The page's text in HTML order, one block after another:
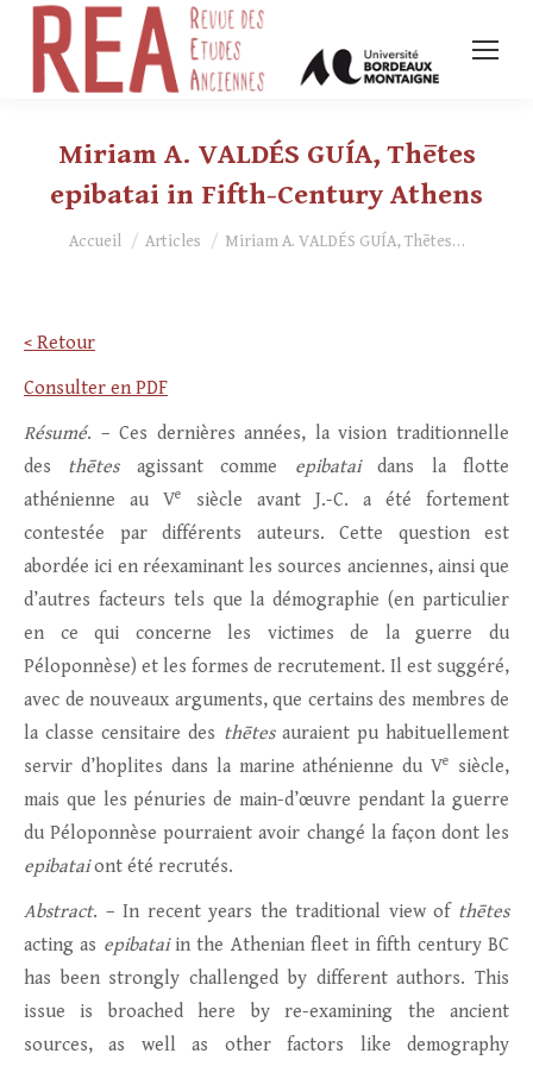
Miriam A. VALDÉS GUÍA, Thētes
epibatai in Fifth-Century Athens
Vous êtes ici :
Accueil Articles Miriam A. VALDÉS GUÍA, Thētes…
< Retour
Consulter en PDF
Résumé. – Ces dernières années, la vision traditionnelle
des thētesagissant comme epibataidans la flotte
athénienne au Ve
siècle avant J.-C. a été fortement
contestée par différents auteurs. Cette question est
abordée ici en réexaminant les sources anciennes, ainsi que
d’autres facteurs tels que la démographie (en particulier
en ce qui concerne les victimes de la guerre du
Péloponnèse) et les formes de recrutement. Il est suggéré,
avec de nouveaux arguments, que certains des membres de
la classe censitaire des thētesauraient pu habituellement
servir d’hoplites dans la marine athénienne du Ve
siècle,
mais que les pénuries de main-d’œuvre pendant la guerre
du Péloponnèse pourraient avoir changé la façon dont les
epibataiont été recrutés.
Abstract. – In recent years the traditional view of thētes
acting as epibataiin the Athenian fleet in fifth century BC
has been strongly challenged by different authors. This
issue is broached here by re-examining the ancient
sources, as well as other factors like demography